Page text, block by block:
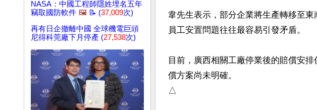
NASA：中國工程師隱姓埋名五年
竊取國防軟件 🖼️ 📝 (37,009次)
再有日企撤離中國 全球機電巨頭
尼得科莞廠下月停產 (27,538次)
韋先生表示，部分企業將生產轉移至
員工安置問題往往最容易引發矛盾。
目前，廣西相關工廠停業後的賠償安
償方案尚未明確。
△